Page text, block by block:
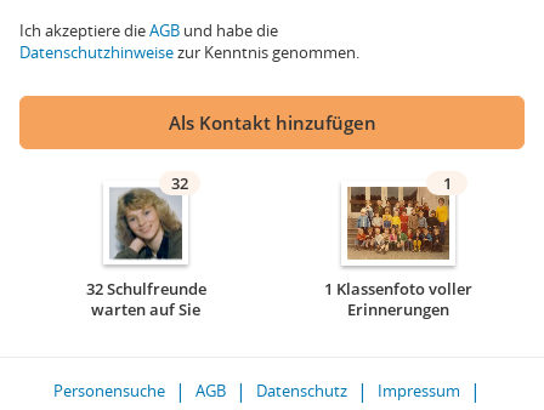
Ich akzeptiere dieAGB und habe die
Datenschutzhinweisezur Kenntnis genommen.
Als Kontakt hinzufügen
32
32 Schulfreunde
warten auf Sie
1
1 Klassenfoto voller
Erinnerungen
Personensuche AGB Datenschutz
Impressum